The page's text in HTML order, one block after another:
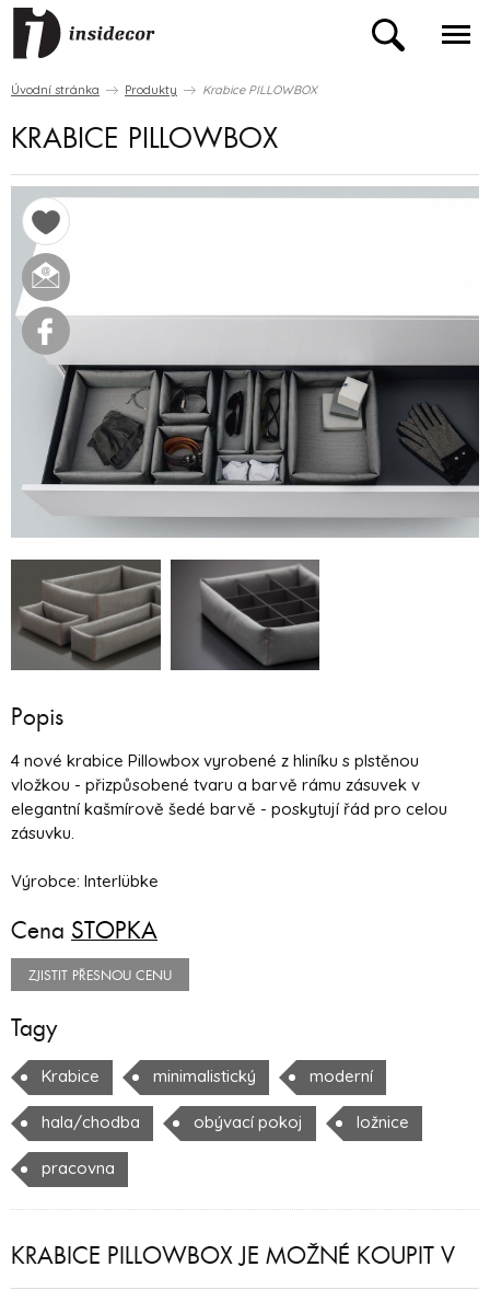
Úvodní stránka Produkty Krabice PILLOWBOX
KRABICE PILLOWBOX
Popis
4 nové krabice Pillowbox vyrobené z hliníku s plstěnou
vložkou - přizpůsobené tvaru a barvě rámu zásuvek v
elegantní kašmírově šedé barvě - poskytují řád pro celou
zásuvku.
Výrobce: Interlübke
Cena STOPKA
ZJISTIT PŘESNOU CENU
Tagy
Krabice minimalistický moderní
hala/chodba obývací pokoj ložnice
pracovna
KRABICE PILLOWBOX JE MOŽNÉ KOUPIT V